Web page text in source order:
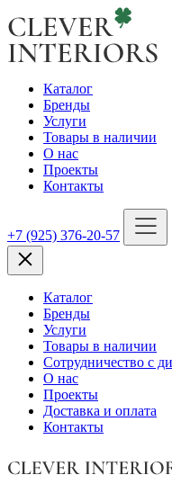
Каталог
Бренды
Услуги
Товары в наличии
О нас
Проекты
Контакты
+7 (925) 376-20-57
Каталог
Бренды
Услуги
Товары в наличии
Сотрудничество с
О нас
Проекты
Доставка и оплата
Контакты